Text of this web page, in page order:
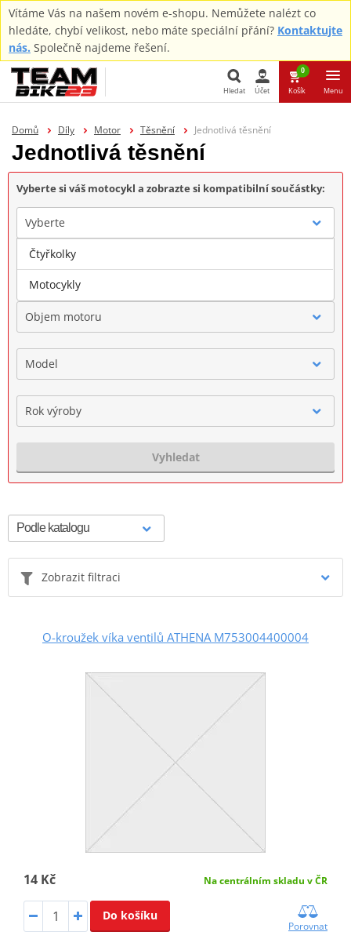
Vítáme Vás na našem novém e-shopu. Nemůžete nalézt co
hledáte, chybí velikost, nebo máte speciální přání? Kontaktujte
nás. Společně najdeme řešení.
Hledat Účet
0
Košík Menu
Domů Díly Motor Těsnění Jednotlivá těsnění
Jednotlivá těsnění
Vyberte si váš motocykl a zobrazte si kompatibilní součástky:
Vyberte
Značka
Objem motoru
Model
Rok výroby
Vyhledat
Zobrazit filtraci
O-kroužek víka ventilů ATHENA M753004400004
14 Kč Na centrálním skladu v ČR
Do košíku
Porovnat
Čtyřkolky
Motocykly